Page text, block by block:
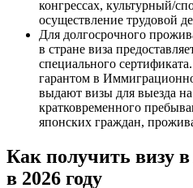
конгрессах, культурный/
осуществление трудовой
Для долгосрочного
в стране виза
специального
гарантом в
выдают визы для выезда
кратковременного
японских граждан,
Как получить визу
в 2026 году